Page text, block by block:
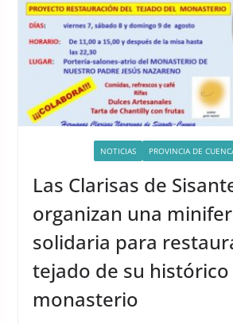
NOTICIAS PROVINCIA DE
Las Clarisas de
organizan una
solidaria para
tejado de su histórico
monasterio